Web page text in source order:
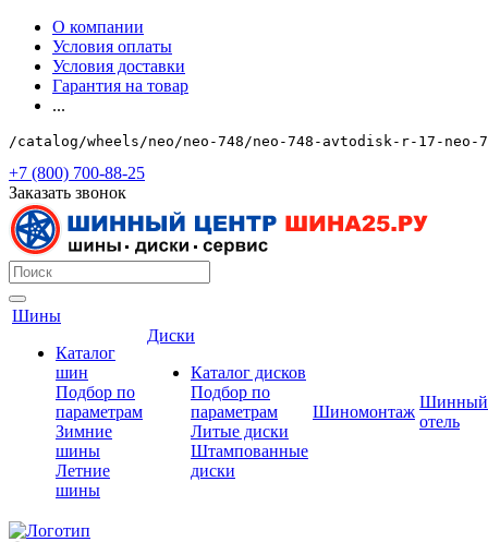
О компании
Условия оплаты
Условия доставки
Гарантия на товар
...
/catalog/wheels/neo/neo-748/neo-748-avtodisk-r-17-
+7 (800) 700-88-25
Заказать звонок
Шины
Каталог
шин
Подбор по
параметрам
Зимние
шины
Летние
шины
Диски
Каталог дисков
Подбор по
параметрам
Литые диски
Штампованные
диски
Шиномонтаж
Шинный
отель